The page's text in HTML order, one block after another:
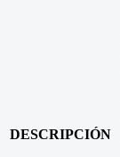
DESCRIPCIÓN